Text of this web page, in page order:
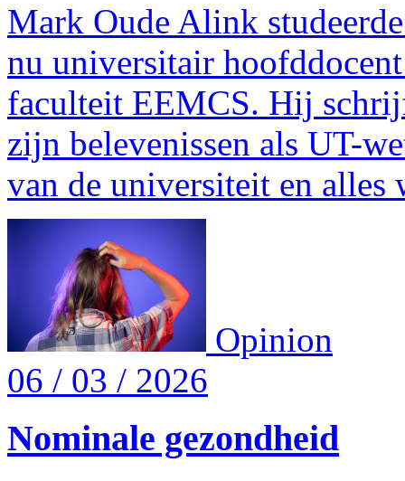
Mark Oude Alink
nu universitair
faculteit EEMCS. Hij
zijn belevenissen als UT-
van de universiteit en alles
Opinion
06 / 03 / 2026
Nominale gezondheid